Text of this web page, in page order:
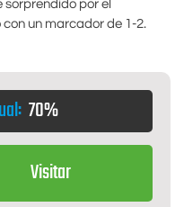
sorprendido por el
un marcador de 1-2.
70%
Visitar